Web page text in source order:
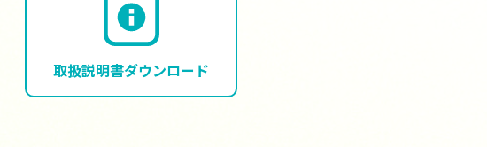
取扱説明書ダウンロード